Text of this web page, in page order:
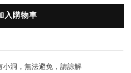
入購物車
洞，無法避免，請諒解